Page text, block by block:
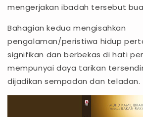
mengerjakan ibadah tersebut
Bahagian kedua mengisahkan
pengalaman/peristiwa hidup
signifikan dan berbekas di hati
mempunyai daya tarikan
dijadikan sempadan dan teladan.